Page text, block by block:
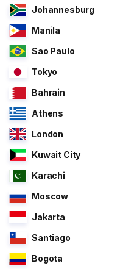
Johannesburg
Manila
Sao Paulo
Tokyo
Bahrain
Athens
London
Kuwait City
Karachi
Moscow
Jakarta
Santiago
Bogota